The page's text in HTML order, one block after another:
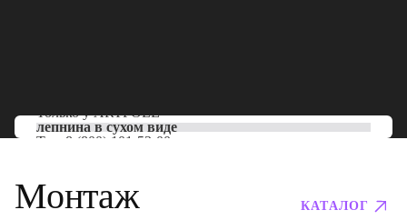
Только уARTPOLE
лепнина в сухом виде
Тел: 8 (800) 101-53-00
Монтаж КАТАЛОГ